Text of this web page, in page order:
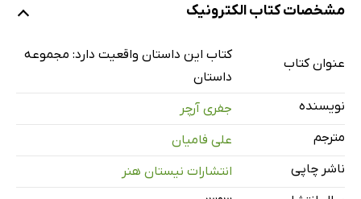
کفش‌های پاشنه‌بلند
نخستین دیدار
تلاش برای زنده‌ماندن
استعداد خدادادی
مشخصات کتاب الکترونیک
عنوان کتاب
کتاب این داستان واقعیت دارد: مجموعه
داستان
نویسنده
جفری آرچر
مترجم
علی فامیان
ناشر چاپی
انتشارات نیستان هنر